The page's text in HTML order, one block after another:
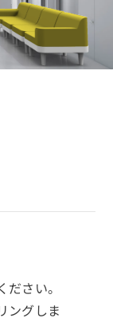
さい。
ングしま